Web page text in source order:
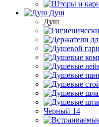
Душ
Душ
Черный 14